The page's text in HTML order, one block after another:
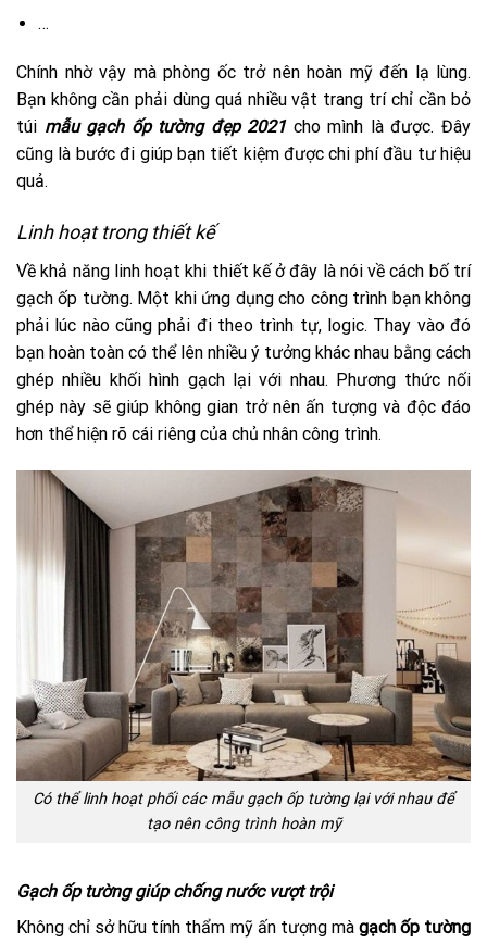
…
Chính nhờ vậy mà phòng ốc trở nên hoàn mỹ đến lạ lùng.
Bạn không cần phải dùng quá nhiều vật trang trí chỉ cần bỏ
túi mẫu gạch ốp tường đẹp 2021cho mình là được. Đây
cũng là bước đi giúp bạn tiết kiệm được chi phí đầu tư hiệu
quả.
Linh hoạt trong thiết kế
Về khả năng linh hoạt khi thiết kế ở đây là nói về cách bố trí
gạch ốp tường. Một khi ứng dụng cho công trình bạn không
phải lúc nào cũng phải đi theo trình tự, logic. Thay vào đó
bạn hoàn toàn có thể lên nhiều ý tưởng khác nhau bằng cách
ghép nhiều khối hình gạch lại với nhau. Phương thức nối
ghép này sẽ giúp không gian trở nên ấn tượng và độc đáo
hơn thể hiện rõ cái riêng của chủ nhân công trình.
Có thể linh hoạt phối các mẫu gạch ốp tường lại với nhau để
tạo nên công trình hoàn mỹ
Gạch ốp tường giúp chống nước vượt trội
Không chỉ sở hữu tính thẩm mỹ ấn tượng mà gạch ốp tường